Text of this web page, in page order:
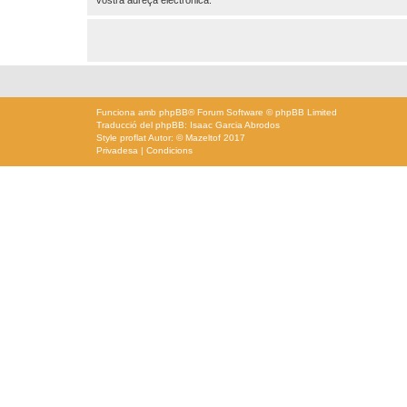
Funciona amb phpBB® Forum Software © phpBB Limited
Traducció del phpBB: Isaac Garcia Abrodos
Style proflatAutor: ©Mazeltof 2017
Privadesa | Condicions